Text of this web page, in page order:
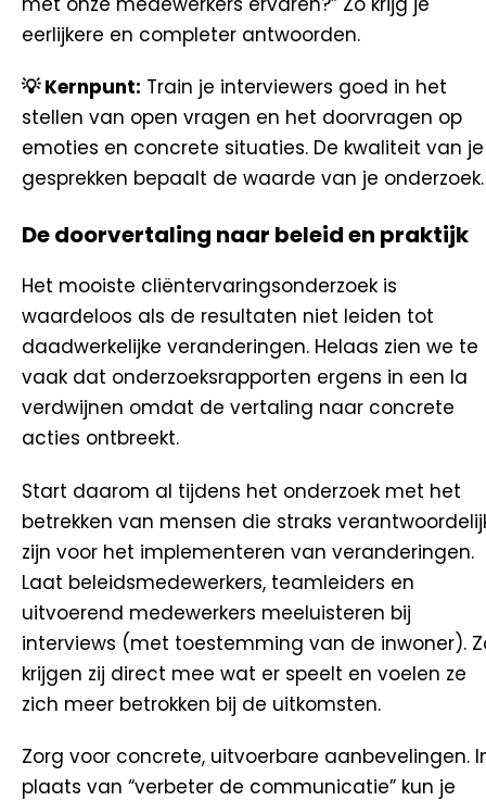
eerlijkere en completer antwoorden.
💡 Kernpunt: Train je interviewers goed in het
stellen van open vragen en het doorvragen op
emoties en concrete situaties. De kwaliteit van je
gesprekken bepaalt de waarde van je onderzoek.
De doorvertaling naar beleid en praktijk
Het mooiste cliëntervaringsonderzoek is
waardeloos als de resultaten niet leiden tot
daadwerkelijke veranderingen. Helaas zien we te
vaak dat onderzoeksrapporten ergens in een la
verdwijnen omdat de vertaling naar concrete
acties ontbreekt.
Start daarom al tijdens het onderzoek met het
betrekken van mensen die straks
zijn voor het implementeren van veranderingen.
Laat beleidsmedewerkers, teamleiders en
uitvoerend medewerkers meeluisteren bij
interviews (met toestemming van de inwoner).
krijgen zij direct mee wat er speelt en voelen ze
zich meer betrokken bij de uitkomsten.
Zorg voor concrete, uitvoerbare aanbevelingen.
plaats van “verbeter de communicatie” kun je